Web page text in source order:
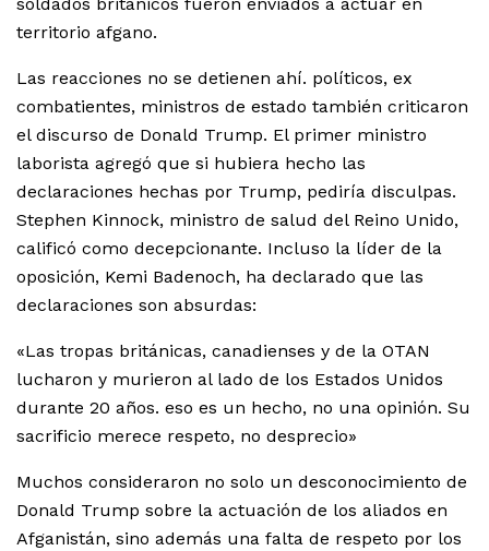
territorio afgano.
Las reacciones no se detienen ahí. políticos, ex
combatientes, ministros de estado también criticaron
el discurso de Donald Trump. El primer ministro
laborista agregó que si hubiera hecho las
declaraciones hechas por Trump, pediría disculpas.
Stephen Kinnock, ministro de salud del Reino Unido,
calificó como decepcionante. Incluso la líder de la
oposición, Kemi Badenoch, ha declarado que las
declaraciones son absurdas:
«Las tropas británicas, canadienses y de la OTAN
lucharon y murieron al lado de los Estados Unidos
durante 20 años. eso es un hecho, no una opinión. Su
sacrificio merece respeto, no desprecio»
Muchos consideraron no solo un desconocimiento de
Donald Trump sobre la actuación de los aliados en
Afganistán, sino además una falta de respeto por los